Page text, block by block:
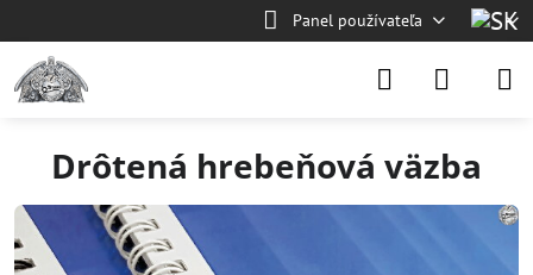
Panel používateľa
Drôtená hrebeňová väzba